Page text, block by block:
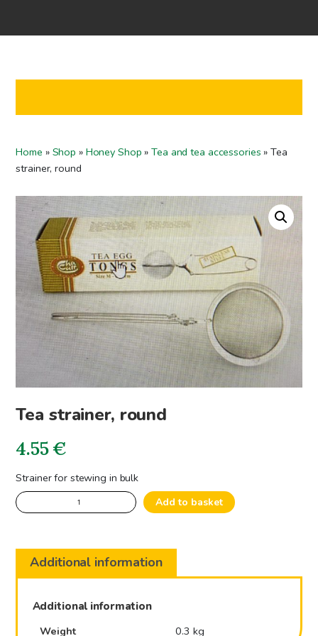
EN
To checkout
Home » Shop » Honey Shop »Tea and tea accessories »Tea
strainer, round
Tea strainer, round
4.55€
Strainer for stewing in bulk
Tea
strainer,
quantity
Add to basket
Additional information
Additional information
Weight
0.3 kg